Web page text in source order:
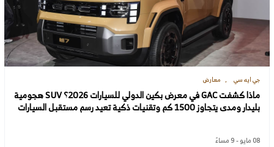
جي ايه سي معارض
ماذا كشفت GAC في معرض بكين الدولي للسيارات 2026؟ SUV هجومية
بليدار ومدى يتجاوز 1500 كم وتقنيات ذكية تعيد رسم مستقبل السيارات
08 مايو - 9 مساءً